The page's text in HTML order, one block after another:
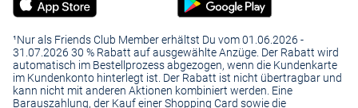
¹Nur als Friends Club Member erhältst Du vom 01.06.2026 -
31.07.2026 30 % Rabatt auf ausgewählte Anzüge. Der Rabatt wird
automatisch im Bestellprozess abgezogen, wenn die Kundenkarte
im Kundenkonto hinterlegt ist. Der Rabatt ist nicht übertragbar und
kann nicht mit anderen Aktionen kombiniert werden. Eine
Barauszahlung, der Kauf einer Shopping Card sowie die